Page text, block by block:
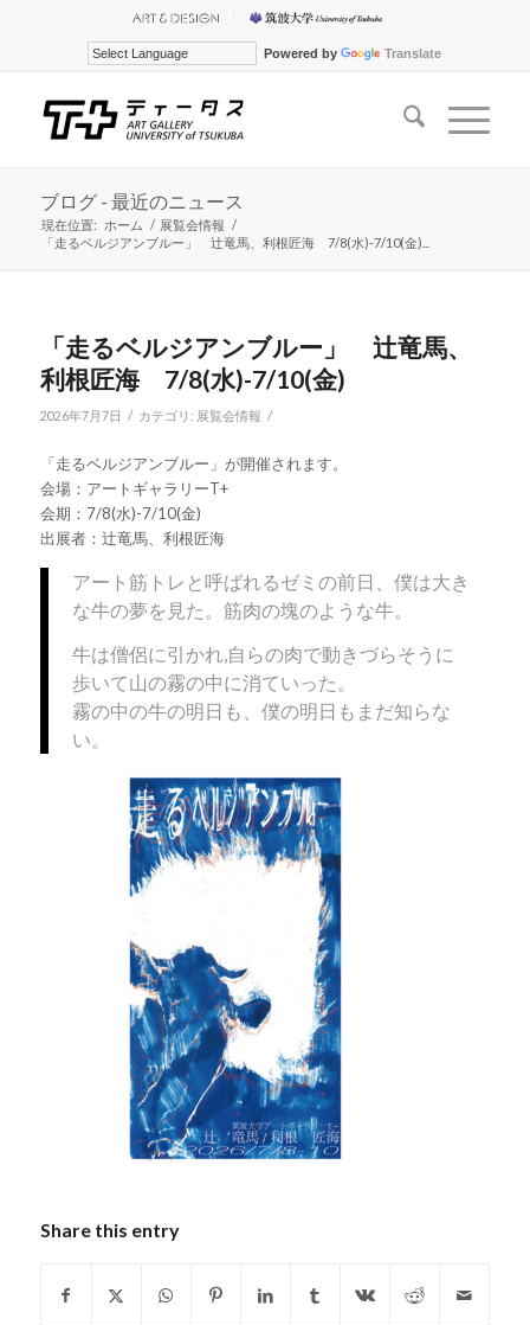
Powered by Translate
ブログ - 最近のニュース
現在位置: ホーム / 展覧会情報 /
「走るベルジアンブルー」 辻竜馬、利根匠海 7/8(水)-7/10(金)...
「走るベルジアンブルー」 辻竜馬、
利根匠海 7/8(水)-7/10(金)
2026年7月7日 / カテゴリ: 展覧会情報 /
「走るベルジアンブルー」が開催されます。
会場：アートギャラリーT+
会期：7/8(水)-7/10(金)
出展者：辻竜馬、利根匠海
アート筋トレと呼ばれるゼミの前日、僕は大き
な牛の夢を見た。筋肉の塊のような牛。
牛は僧侶に引かれ,自らの肉で動きづらそうに
歩いて山の霧の中に消ていった。
霧の中の牛の明日も、僕の明日もまだ知らな
い。
Share this entry